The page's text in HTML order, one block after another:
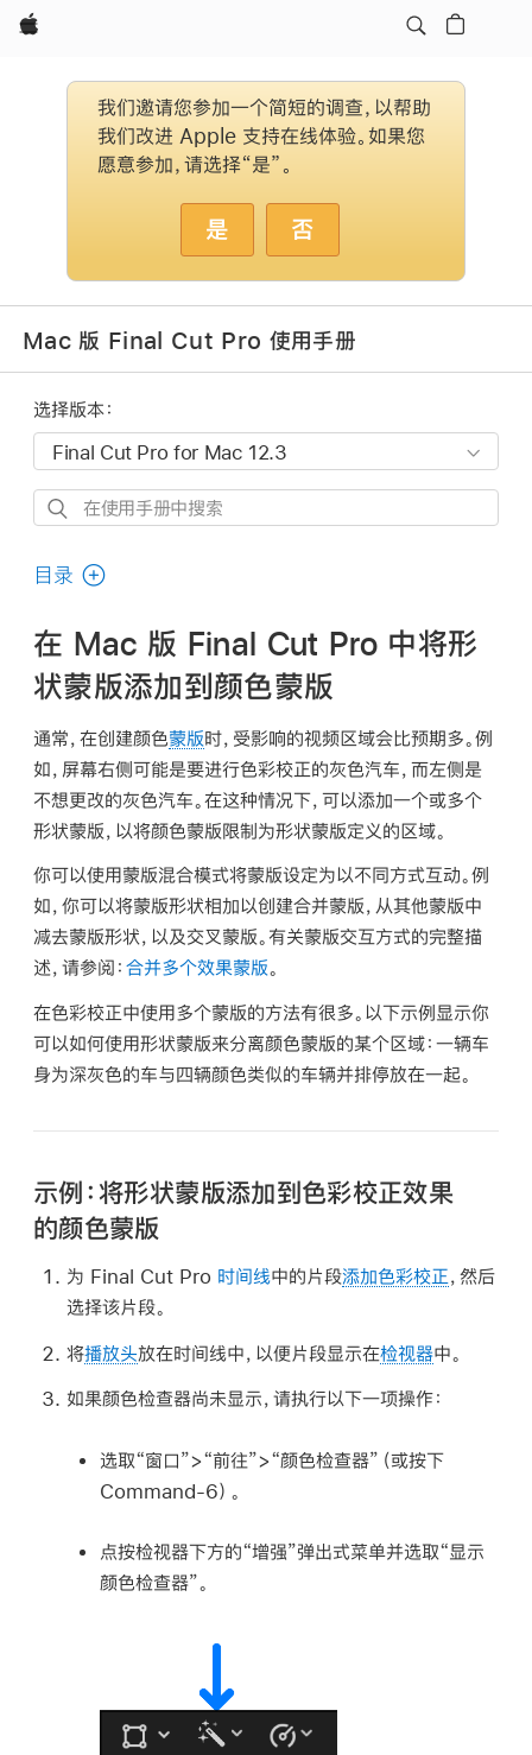
Apple
我们邀请您参加一个简短的调查，以帮助
我们改进 Apple 支持在线体验。如果您
愿意参加，请选择“是”。
是 否
Mac 版 Final Cut Pro 使用手册
选择版本：
在
用
册
中
搜
目录
在 Mac 版 Final Cut Pro 中将形
状蒙版添加到颜色蒙版
通常，在创建颜色蒙版时，受影响的视频区域会比预期多。例
如，屏幕右侧可能是要进行色彩校正的灰色汽车，而左侧是
不想更改的灰色汽车。在这种情况下，可以添加一个或多个
形状蒙版，以将颜色蒙版限制为形状蒙版定义的区域。
你可以使用蒙版混合模式将蒙版设定为以不同方式互动。例
如，你可以将蒙版形状相加以创建合并蒙版，从其他蒙版中
减去蒙版形状，以及交叉蒙版。有关蒙版交互方式的完整描
述，请参阅： 合并多个效果蒙版。
在色彩校正中使用多个蒙版的方法有很多。以下示例显示你
可以如何使用形状蒙版来分离颜色蒙版的某个区域：一辆车
身为深灰色的车与四辆颜色类似的车辆并排停放在一起。
示例：将形状蒙版添加到色彩校正效果
的颜色蒙版
为 Final Cut Pro 时间线中的片段添加色彩校正，然后
选择该片段。
将播放头放在时间线中，以便片段显示在检视器中。
如果颜色检查器尚未显示，请执行以下一项操作：
选取“窗口”>“前往”>“颜色检查器”（或按下
Command-6）。
点按检视器下方的“增强”弹出式菜单并选取“显示
颜色检查器”。